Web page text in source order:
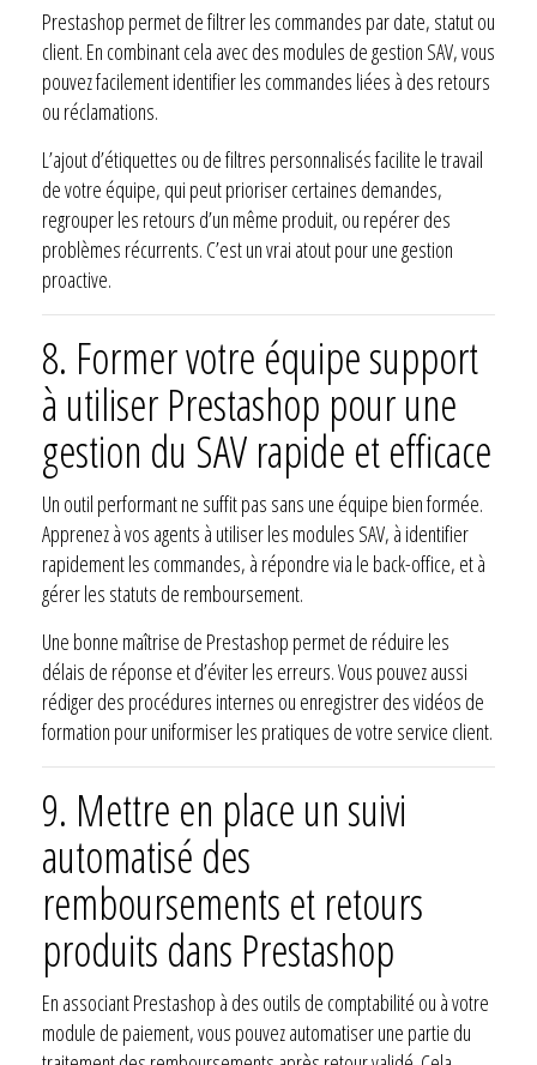
Prestashop permet de filtrer les commandes par date, statut ou
client. En combinant cela avec des modules de gestion SAV, vous
pouvez facilement identifier les commandes liées à des retours
ou réclamations.
L’ajout d’étiquettes ou de filtres personnalisés facilite le travail
de votre équipe, qui peut prioriser certaines demandes,
regrouper les retours d’un même produit, ou repérer des
problèmes récurrents. C’est un vrai atout pour une gestion
proactive.
8. Former votre équipe support
à utiliser Prestashop pour une
gestion du SAV rapide et efficace
Un outil performant ne suffit pas sans une équipe bien formée.
Apprenez à vos agents à utiliser les modules SAV, à identifier
rapidement les commandes, à répondre via le back-office, et à
gérer les statuts de remboursement.
Une bonne maîtrise de Prestashop permet de réduire les
délais de réponse et d’éviter les erreurs. Vous pouvez aussi
rédiger des procédures internes ou enregistrer des vidéos de
formation pour uniformiser les pratiques de votre service client.
9. Mettre en place un suivi
automatisé des
remboursements et retours
produits dans Prestashop
En associant Prestashop à des outils de comptabilité ou à votre
module de paiement, vous pouvez automatiser une partie du